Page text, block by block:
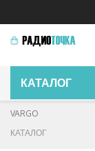
КАТАЛОГ
VARGO
КАТАЛОГ